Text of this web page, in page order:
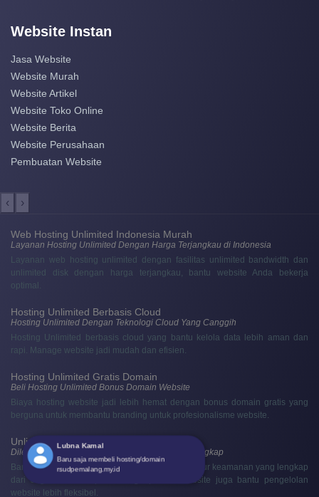
Website Instan
Jasa Website
Website Murah
Website Artikel
Website Toko Online
Website Berita
Website Perusahaan
Pembuatan Website
‹ ›
Web Hosting Unlimited Indonesia Murah
Layanan Hosting Unlimited Dengan Harga Terjangkau di Indonesia
Layanan web hosting unlimited dengan fasilitas unlimited bandwidth dan
unlimited disk dengan harga terjangkau, bantu website Anda bekerja
optimal.
Hosting Unlimited Berbasis Cloud
Hosting Unlimited Dengan Teknologi Cloud Yang Canggih
Hosting Unlimited berbasis cloud yang bantu kelola data lebih aman dan
rapi. Manage website jadi mudah dan efisien.
Hosting Unlimited Gratis Domain
Beli Hosting Unlimited Bonus Domain Website
Biaya hosting website jadi lebih hemat dengan bonus domain gratis yang
berguna untuk membantu branding untuk profesionalisme website.
Unlimited Hosting Terbaik
Dilengkapi Fitur Hosting dan Keamanan yang Lengkap
Bantu website Anda berjalan maksimal dengan fitur keamanan yang lengkap
dari Jagoweb. Fitur pendukung optimasi website juga bantu pengelolan
website lebih fleksibel.
Lubna Kamal
Baru saja membeli hosting/domain
rsudpemalang.my.id